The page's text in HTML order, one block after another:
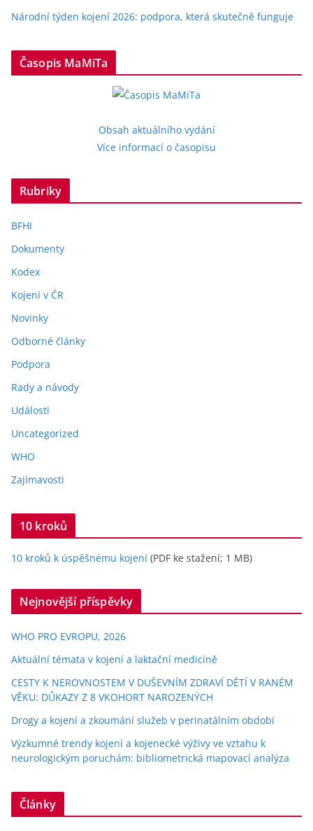
Národní týden kojení 2026: podpora, která skutečně funguje
Časopis MaMiTa
Obsah aktuálního vydání
Více informací o časopisu
Rubriky
BFHI
Dokumenty
Kodex
Kojení v ČR
Novinky
Odborné články
Podpora
Rady a návody
Události
Uncategorized
WHO
Zajímavosti
10 kroků
10 kroků k úspěšnému kojení (PDF ke stažení; 1 MB)
Nejnovější příspěvky
WHO PRO EVROPU, 2026
Aktuální témata v kojení a laktační medicíně
CESTY K NEROVNOSTEM V DUŠEVNÍM ZDRAVÍ DĚTÍ V RANÉM
VĚKU: DŮKAZY Z 8 VKOHORT NAROZENÝCH
Drogy a kojení a zkoumání služeb v perinatálním období
Výzkumné trendy kojení a kojenecké výživy ve vztahu k
neurologickým poruchám: bibliometrická mapovací analýza
Články